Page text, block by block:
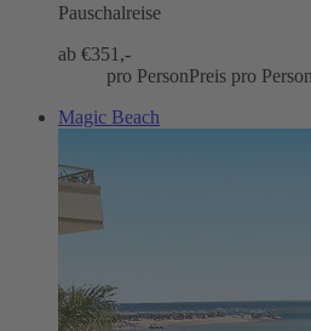
Pauschalreise
ab €351,-
pro PersonPreis pro Person
Magic Beach